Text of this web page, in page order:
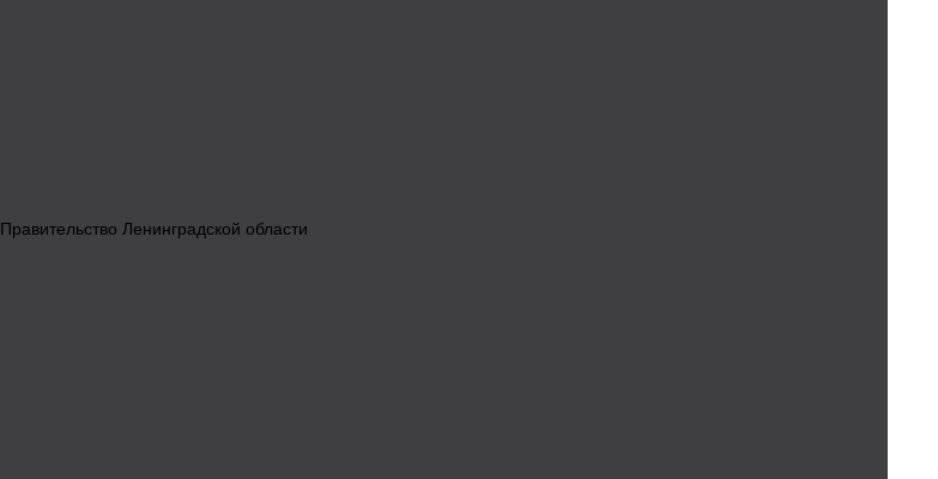
Правительство Ленинградской области